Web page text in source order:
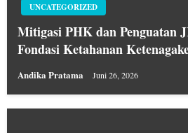
UNCATEGORIZED
Mitigasi PHK dan Penguatan
Fondasi Ketahanan
Andika Pratama Juni 26, 2026